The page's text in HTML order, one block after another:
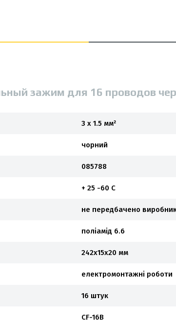
зажим для 16 проводов
3 х 1.5 мм²
чорний
085788
+ 25 -60 С
не передбачено
поліамід 6.6
242x15x20 мм
електромонтажні роботи
16 штук
CF-16B